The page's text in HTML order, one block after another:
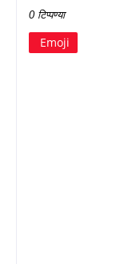
0 टिप्पण्या
Emoji